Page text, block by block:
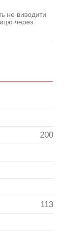
не виводити
через
200
113